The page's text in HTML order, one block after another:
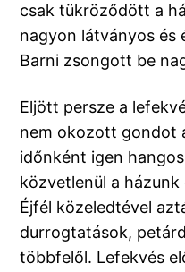
csak tükröződött a
nagyon látványos és
Barni zsongott be
Eljött persze a
nem okozott gondot
időnként igen
közvetlenül a
Éjfél közeledtével
durrogtatások,
többfelől. Lefekvés